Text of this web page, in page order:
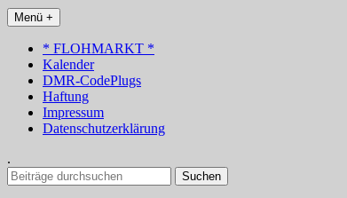
Menü +
* FLOHMARKT *
Kalender
DMR-CodePlugs
Haftung
Impressum
Datenschutzerklärung
.
Suchen
nach: